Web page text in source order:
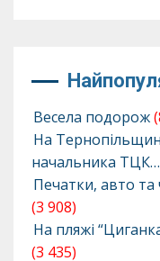
Весела подорож
На
начальника ТЦК…
Печатки, авто та
(3 908)
На пляжі
(3 435)